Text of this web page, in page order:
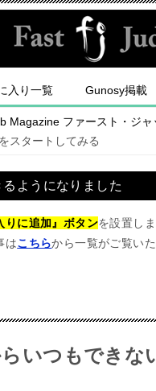
入り一覧 Gunosy掲載
Magazine ファースト・ジャ
スタートしてみる
ようになりました
りに追加』ボタンを設置しま
はこちらから一覧がご覧いた
いつもできな